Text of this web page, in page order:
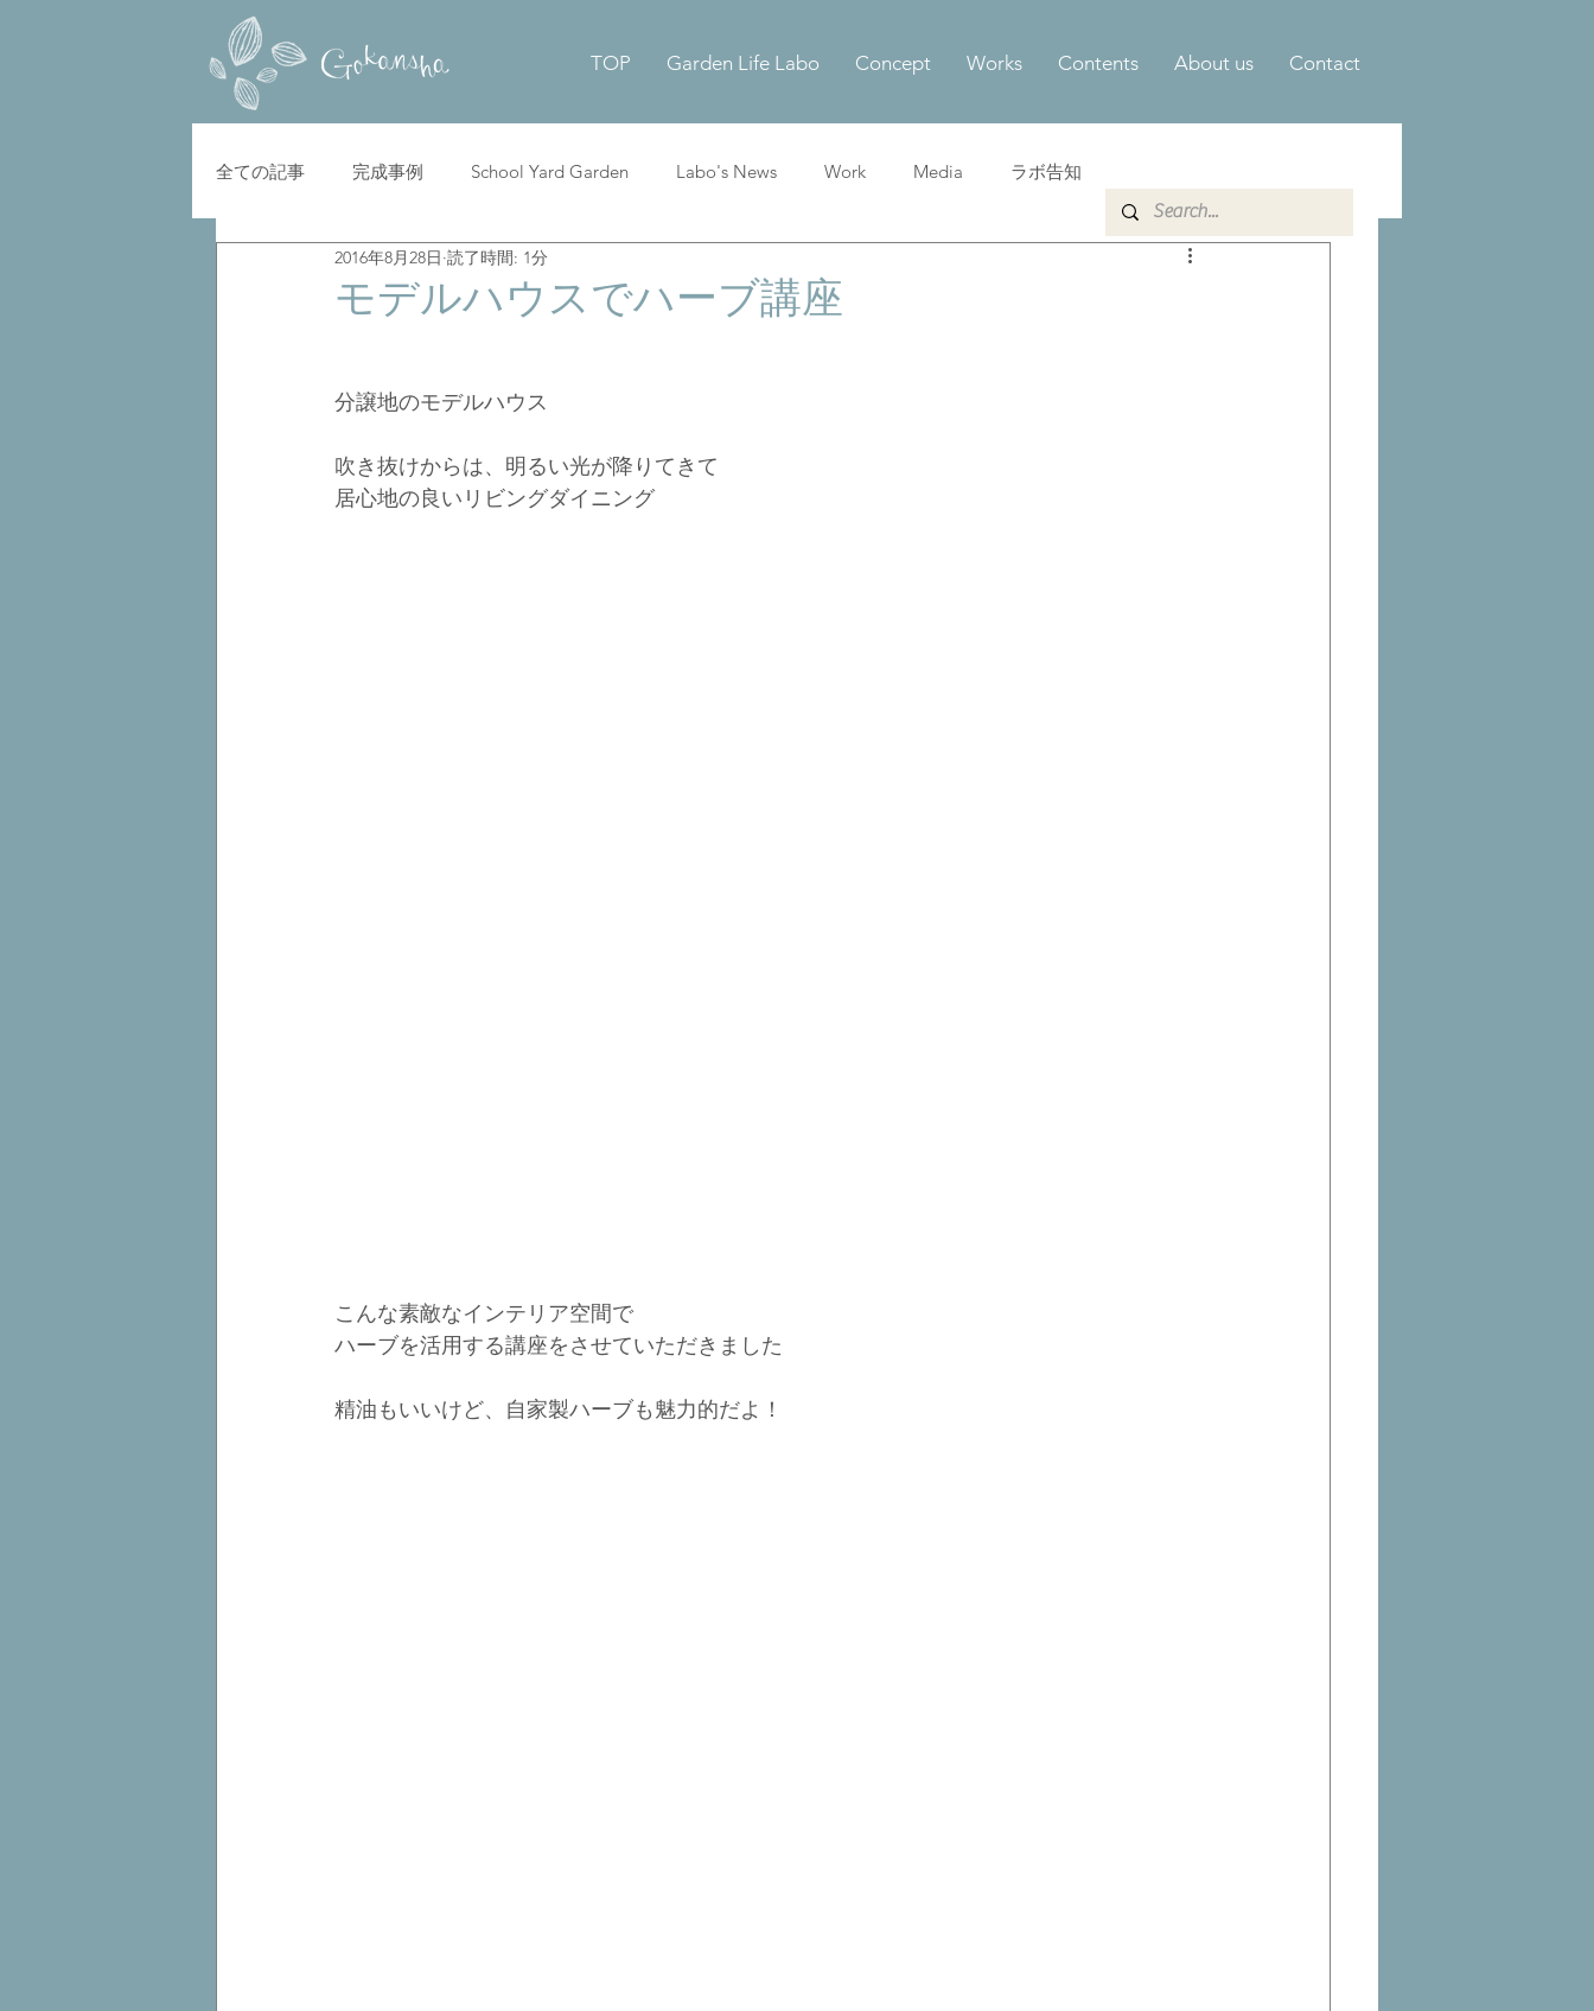
TOP Garden Life Labo Concept Works Contents About us Contact
全ての記事 完成事例 School Yard Garden Labo's News Work Media ラボ告知
モデルハウスでハーブ講座
2016年8月28日 読了時間: 1分
分譲地のモデルハウス
吹き抜けからは、明るい光が降りてきて
居心地の良いリビングダイニング
こんな素敵なインテリア空間で
ハーブを活用する講座をさせていただきました
精油もいいけど、自家製ハーブも魅力的だよ！